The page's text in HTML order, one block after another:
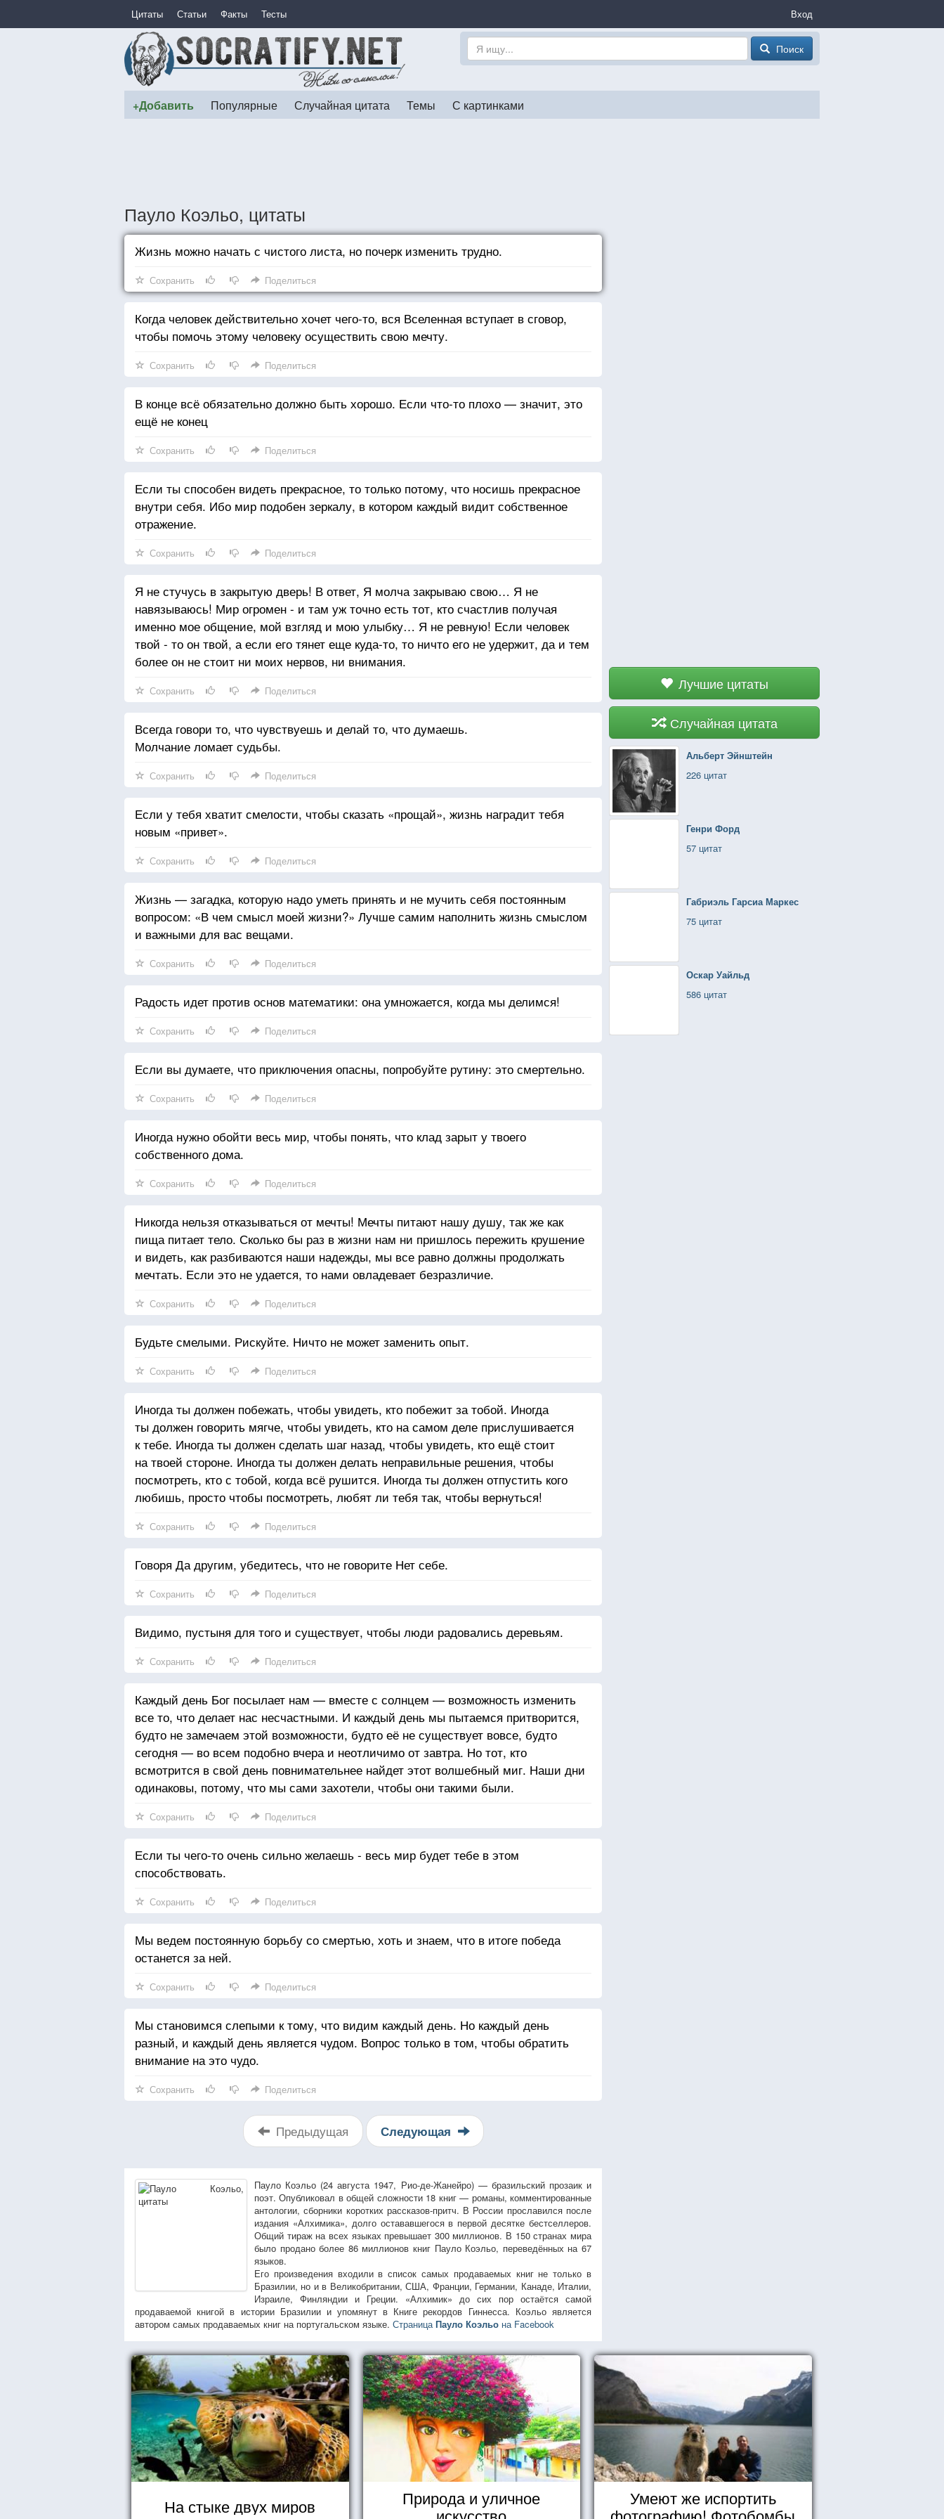
Цитаты Статьи Факты Тесты Вход
Поиск
+Добавить Популярные Случайная цитата Темы С картинками
Пауло Коэльо, цитаты
Лучшие цитаты
Случайная цитата
Альберт Эйнштейн
226 цитат
Генри Форд
57 цитат
Габриэль Гарсиа Маркес
75 цитат
Оскар Уайльд
586 цитат
Жизнь можно начать с чистого листа, но почерк изменить трудно.
Сохранить Поделиться
Когда человек действительно хочет чего-то, вся Вселенная вступает в сговор,
чтобы помочь этому человеку осуществить свою мечту.
Сохранить Поделиться
В конце всё обязательно должно быть хорошо. Если что-то плохо — значит, это
ещё не конец
Сохранить Поделиться
Если ты способен видеть прекрасное, то только потому, что носишь прекрасное
внутри себя. Ибо мир подобен зеркалу, в котором каждый видит собственное
отражение.
Сохранить Поделиться
Я не стучусь в закрытую дверь! В ответ, Я молча закрываю свою… Я не
навязываюсь! Мир огромен - и там уж точно есть тот, кто счастлив получая
именно мое общение, мой взгляд и мою улыбку… Я не ревную! Если человек
твой - то он твой, а если его тянет еще куда-то, то ничто его не удержит, да и тем
более он не стоит ни моих нервов, ни внимания.
Сохранить Поделиться
Всегда говори то, что чувствуешь и делай то, что думаешь.
Молчание ломает судьбы.
Сохранить Поделиться
Если у тебя хватит смелости, чтобы сказать «прощай», жизнь наградит тебя
новым «привет».
Сохранить Поделиться
Жизнь — загадка, которую надо уметь принять и не мучить себя постоянным
вопросом: «В чем смысл моей жизни?» Лучше самим наполнить жизнь смыслом
и важными для вас вещами.
Сохранить Поделиться
Радость идет против основ математики: она умножается, когда мы делимся!
Сохранить Поделиться
Если вы думаете, что приключения опасны, попробуйте рутину: это смертельно.
Сохранить Поделиться
Иногда нужно обойти весь мир, чтобы понять, что клад зарыт у твоего
собственного дома.
Сохранить Поделиться
Никогда нельзя отказываться от мечты! Мечты питают нашу душу, так же как
пища питает тело. Сколько бы раз в жизни нам ни пришлось пережить крушение
и видеть, как разбиваются наши надежды, мы все равно должны продолжать
мечтать. Если это не удается, то нами овладевает безразличие.
Сохранить Поделиться
Будьте смелыми. Рискуйте. Ничто не может заменить опыт.
Сохранить Поделиться
Иногда ты должен побежать, чтобы увидеть, кто побежит за тобой. Иногда
ты должен говорить мягче, чтобы увидеть, кто на самом деле прислушивается
к тебе. Иногда ты должен сделать шаг назад, чтобы увидеть, кто ещё стоит
на твоей стороне. Иногда ты должен делать неправильные решения, чтобы
посмотреть, кто с тобой, когда всё рушится. Иногда ты должен отпустить кого
любишь, просто чтобы посмотреть, любят ли тебя так, чтобы вернуться!
Сохранить Поделиться
Говоря Да другим, убедитесь, что не говорите Нет себе.
Сохранить Поделиться
Видимо, пустыня для того и существует, чтобы люди радовались деревьям.
Сохранить Поделиться
Каждый день Бог посылает нам — вместе с солнцем — возможность изменить
все то, что делает нас несчастными. И каждый день мы пытаемся притворится,
будто не замечаем этой возможности, будто её не существует вовсе, будто
сегодня — во всем подобно вчера и неотличимо от завтра. Но тот, кто
всмотрится в свой день повнимательнее найдет этот волшебный миг. Наши дни
одинаковы, потому, что мы сами захотели, чтобы они такими были.
Сохранить Поделиться
Если ты чего-то очень сильно желаешь - весь мир будет тебе в этом
способствовать.
Сохранить Поделиться
Мы ведем постоянную борьбу со смертью, хоть и знаем, что в итоге победа
останется за ней.
Сохранить Поделиться
Мы становимся слепыми к тому, что видим каждый день. Но каждый день
разный, и каждый день является чудом. Вопрос только в том, чтобы обратить
внимание на это чудо.
Сохранить Поделиться
Предыдущая Следующая
Пауло Коэльо (24 августа 1947, Рио-де-Жанейро) — бразильский прозаик и
поэт. Опубликовал в общей сложности 18 книг — романы, комментированные
антологии, сборники коротких рассказов-притч. В России прославился после
издания «Алхимика», долго остававшегося в первой десятке бестселлеров.
Общий тираж на всех языках превышает 300 миллионов. В 150 странах мира
было продано более 86 миллионов книг Пауло Коэльо, переведённых на 67
языков.
Его произведения входили в список самых продаваемых книг не только в
Бразилии, но и в Великобритании, США, Франции, Германии, Канаде, Италии,
Израиле, Финляндии и Греции. «Алхимик» до сих пор остаётся самой
продаваемой книгой в истории Бразилии и упомянут в Книге рекордов Гиннесса. Коэльо является
автором самых продаваемых книг на португальском языке. СтраницаПауло Коэльо на Facebook
На стыке двух миров
Природа и уличное
Умеют же испортить